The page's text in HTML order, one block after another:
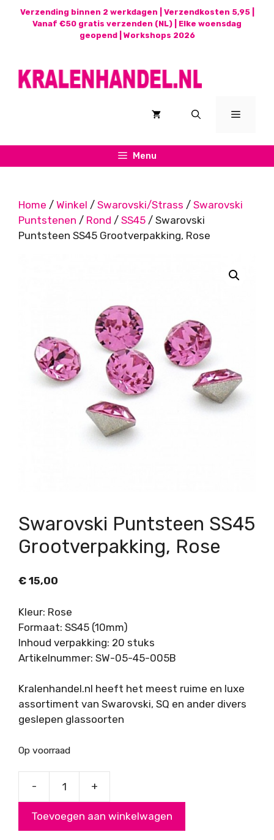
Verzending binnen 2 werkdagen | Verzendkosten 5,95 |
Vanaf €50 gratis verzenden (NL) | Elke woensdag
geopend | Workshops 2026
Menu
Menu
Home / Winkel / Swarovski/Strass / Swarovski
Puntstenen / Rond / SS45 / Swarovski
Puntsteen SS45 Grootverpakking, Rose
Swarovski Puntsteen SS45
Grootverpakking, Rose
€ 15,00
Kleur: Rose
Formaat: SS45 (10mm)
Inhoud verpakking: 20 stuks
Artikelnummer: SW-05-45-005B
Kralenhandel.nl heeft het meest ruime en luxe
assortiment van Swarovski, SQ en ander divers
geslepen glassoorten
Op voorraad
-
SS45
+
Toevoegen aan winkelwagen